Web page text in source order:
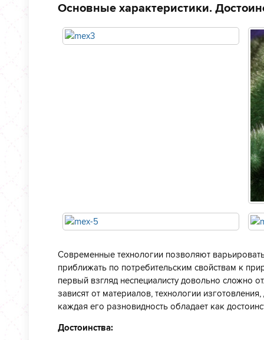
Основные характеристики.
Современные технологии позволяют
приближать по потребительским свойствам к
первый взгляд неспециалисту довольно сложно
зависят от материалов, технологии
каждая его разновидность обладает как
Достоинства: